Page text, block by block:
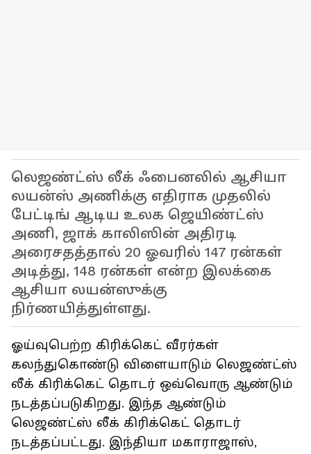
லெஜண்ட்ஸ் லீக் ஃபைனலில் ஆசியா
லயன்ஸ் அணிக்கு எதிராக முதலில்
பேட்டிங் ஆடிய உலக ஜெயிண்ட்ஸ்
அணி, ஜாக் காலிஸின் அதிரடி
அரைசதத்தால் 20 ஓவரில் 147 ரன்கள்
அடித்து, 148 ரன்கள் என்ற இலக்கை
ஆசியா லயன்ஸுக்கு
நிர்ணயித்துள்ளது.
ஓய்வுபெற்ற கிரிக்கெட் வீரர்கள்
கலந்துகொண்டு விளையாடும் லெஜண்ட்ஸ்
லீக் கிரிக்கெட் தொடர் ஒவ்வொரு ஆண்டும்
நடத்தப்படுகிறது. இந்த ஆண்டும்
லெஜண்ட்ஸ் லீக் கிரிக்கெட் தொடர்
நடத்தப்பட்டது. இந்தியா மகாராஜாஸ்,